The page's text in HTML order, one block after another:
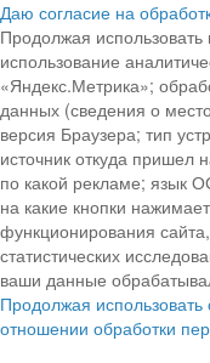
Даю согласие на
Продолжая
использование
«Яндекс.Метрика»;
данных (сведения о
версия Браузера; тип
источник откуда пришел
по какой рекламе; язык
на какие кнопки
функционирования
статистических
ваши данные
Продолжая использовать
отношении обработки